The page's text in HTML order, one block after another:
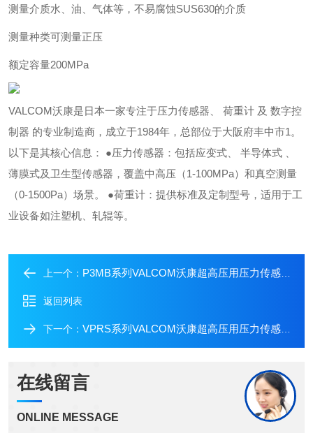
测量介质水、油、气体等，不易腐蚀SUS630的介质
测量种类可测量正压
额定容量200MPa
VALCOM沃康是日本一家专注于压力传感器、 荷重计 及 数字控
制器 的专业制造商，成立于1984年，总部位于大阪府丰中市1。
以下是其核心信息： ●压力传感器：包括应变式、 半导体式 、
薄膜式及卫生型传感器，覆盖中高压（1-100MPa）和真空测量
（0-1500Pa）场景。 ●荷重计：提供标准及定制型号，适用于工
业设备如注塑机、轧辊等。
上一个： P3MB系列VALCOM沃康超高压用压力传感器
返回列表
下一个： VPRS系列VALCOM沃康超高压用压力传感器
在线留言
ONLINE MESSAGE